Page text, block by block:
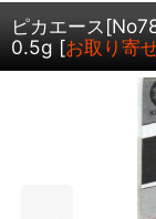
ピカエース
0.5g [お取り寄